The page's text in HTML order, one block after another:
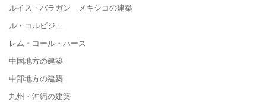
ルイス・バラガン メキシコの建築
ル・コルビジェ
レム・コール・ハース
中国地方の建築
中部地方の建築
九州・沖縄の建築